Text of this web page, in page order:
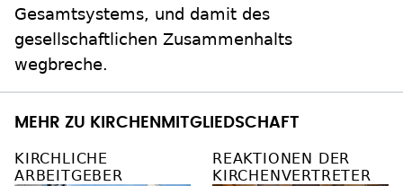
Gesamtsystems, und damit des
gesellschaftlichen Zusammenhalts
wegbreche.
MEHR ZU KIRCHENMITGLIEDSCHAFT
KIRCHLICHE
ARBEITGEBER
REAKTIONEN DER
KIRCHENVERTRETER